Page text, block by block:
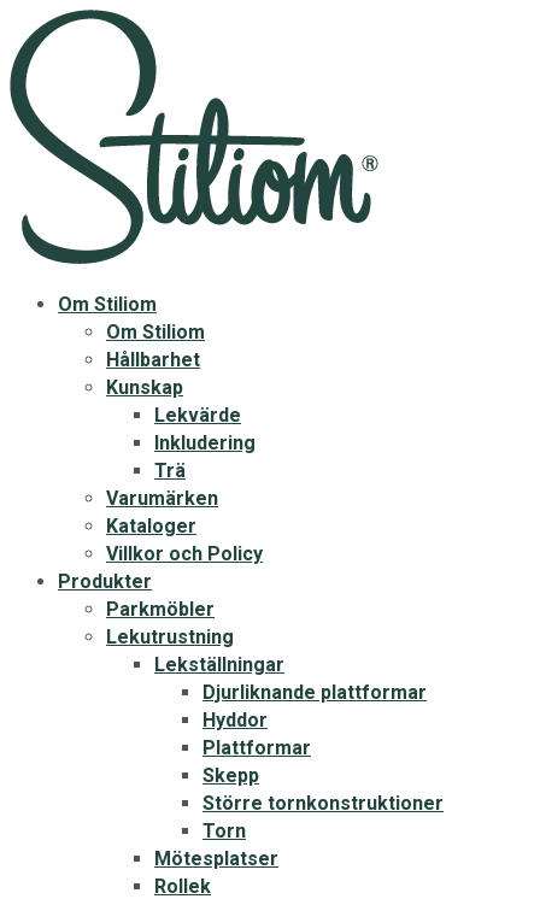
Om Stiliom
Om Stiliom
Hållbarhet
Kunskap
Lekvärde
Inkludering
Trä
Varumärken
Kataloger
Villkor och Policy
Produkter
Parkmöbler
Lekutrustning
Lekställningar
Djurliknande plattformar
Hyddor
Plattformar
Skepp
Större tornkonstruktioner
Torn
Mötesplatser
Rollek